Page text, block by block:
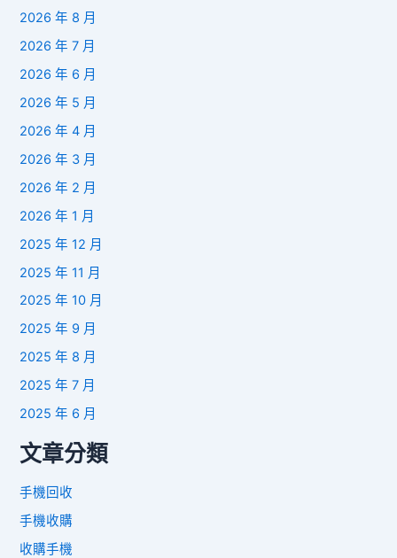
2026 年 8 月
2026 年 7 月
2026 年 6 月
2026 年 5 月
2026 年 4 月
2026 年 3 月
2026 年 2 月
2026 年 1 月
2025 年 12 月
2025 年 11 月
2025 年 10 月
2025 年 9 月
2025 年 8 月
2025 年 7 月
2025 年 6 月
文章分類
手機回收
手機收購
收購手機